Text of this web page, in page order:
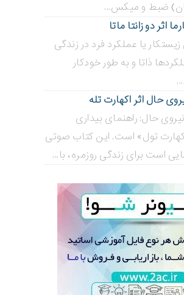
ضبط و میکس...
اثر دو زانتا ماتا
یا عملکرد فرد در زندگی
ذاتا و به طور خودکار
حال اثر اکهارت تله
حال: راهنمای بیداری
تول» است. این کتاب صوتی
است برای زندگی روزمره، با...